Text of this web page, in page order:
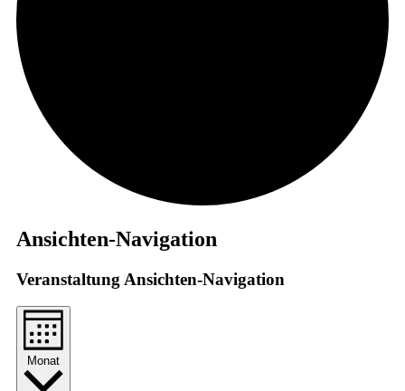
Veranstaltungen
Ansichten-Navigation
Veranstaltung Ansichten-Navigation
Monat